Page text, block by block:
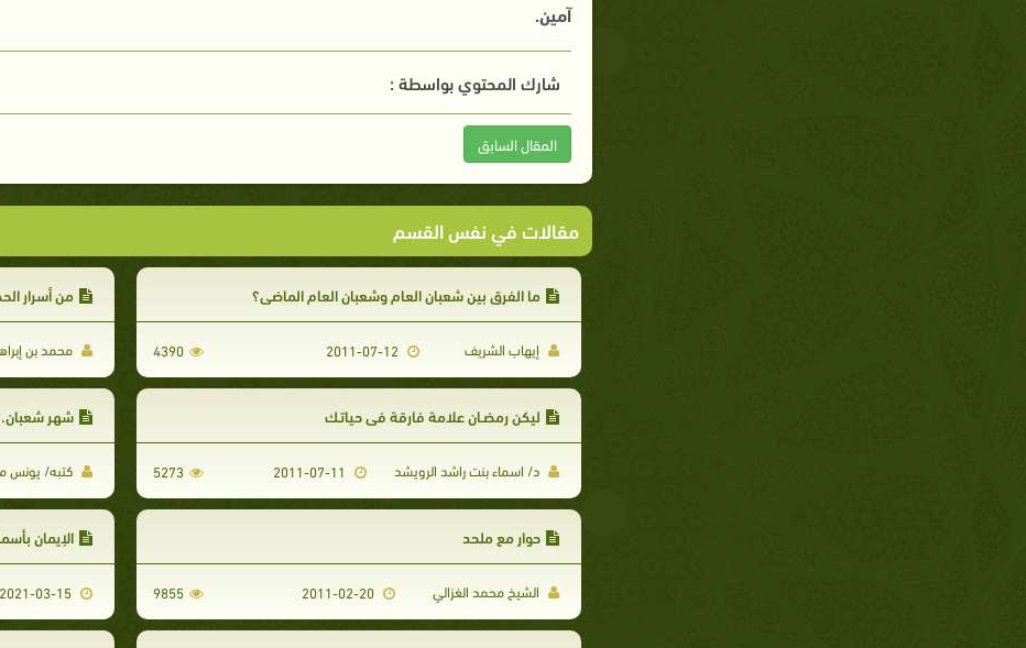
آمين.
شارك المحتوي بواسطة :
المقال السابق
مقالات في نفس القسم
ما الفرق بين شعبان العام وشعبان العام الماضي؟
إيهاب الشريف 4390
من أسرار
محمد بن
ليكن رمضـان علامة فارقة في حياتـك
د/ اسماء بنت راشد الرويشد 5273
شهر
كتبه/ يونس
حوار مع ملحد
الشيخ محمد الغزالي 9855
الإيمان
2021-03-15